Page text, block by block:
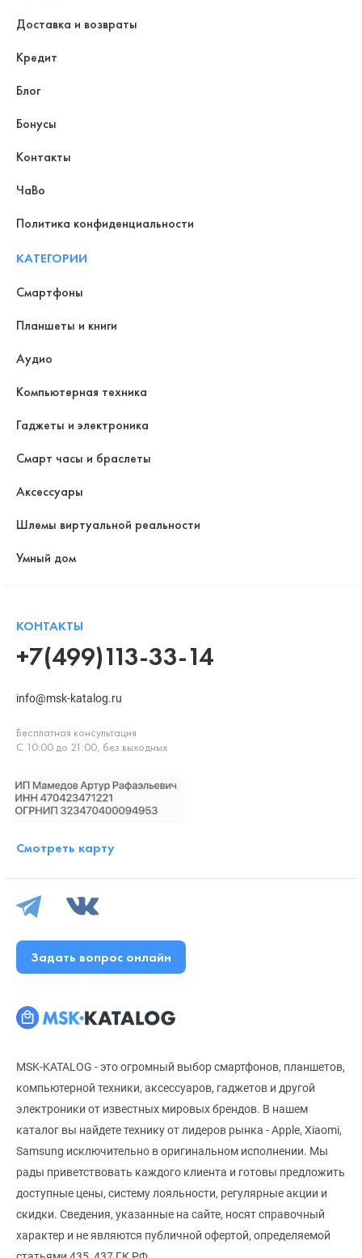
MSK-KATALOG - это огромный выбор смартфонов, планшетов,
компьютерной техники, аксессуаров, гаджетов и другой
электроники от известных мировых брендов. В нашем
каталог вы найдете технику от лидеров рынка - Apple, Xiaomi,
Samsung исключительно в оригинальном исполнении. Мы
рады приветствовать каждого клиента и готовы предложить
доступные цены, систему лояльности, регулярные акции и
скидки. Сведения, указанные на сайте, носят справочный
характер и не являются публичной офертой, определяемой
Доставка и возвраты
Кредит
Блог
Бонусы
Контакты
ЧаВо
Политика конфиденциальности
КАТЕГОРИИ
Смартфоны
Планшеты и книги
Аудио
Компьютерная техника
Гаджеты и электроника
Смарт часы и браслеты
Аксессуары
Шлемы виртуальной реальности
Умный дом
КОНТАКТЫ
+7(499)113-33-14
info@msk-katalog.ru
Бесплатная консультация
С 10:00 до 21:00, без выходных
Смотреть карту
Задать вопрос онлайн